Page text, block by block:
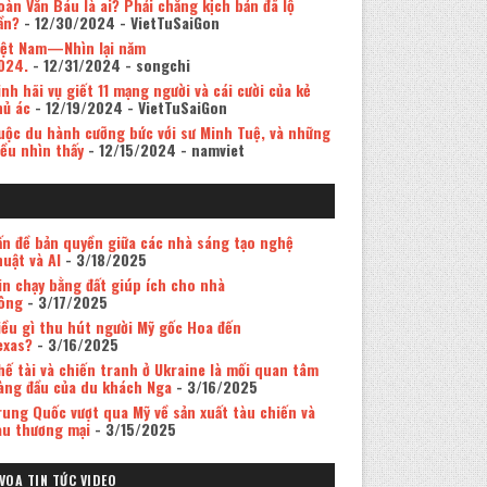
Văn Báu là ai? Phải chăng kịch bản đã lộ
- 12/30/2024 - VietTuSaiGon
Nam—Nhìn lại năm
- 12/31/2024 - songchi
hãi vụ giết 11 mạng người và cái cười của kẻ
ác- 12/19/2024 - VietTuSaiGon
du hành cưỡng bức với sư Minh Tuệ, và những
nhìn thấy- 12/15/2024 - namviet
đề bản quyền giữa các nhà sáng tạo nghệ
và AI- 3/18/2025
chạy bằng đất giúp ích cho nhà
- 3/17/2025
gì thu hút người Mỹ gốc Hoa đến
- 3/16/2025
tài và chiến tranh ở Ukraine là mối quan tâm
đầu của du khách Nga- 3/16/2025
Quốc vượt qua Mỹ về sản xuất tàu chiến và
thương mại- 3/15/2025
VOA TIN TỨC VIDEO